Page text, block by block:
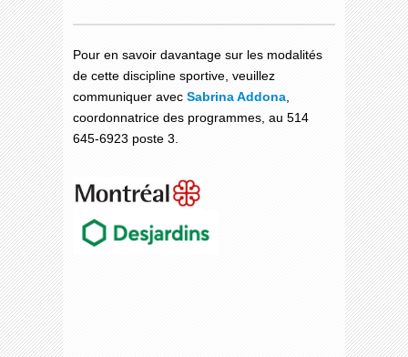
Pour en savoir davantage sur les modalités
de cette discipline sportive, veuillez
communiquer avec Sabrina Addona
coordonnatrice des programmes, au 514
645-6923 poste 3.